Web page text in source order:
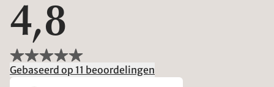
4,8
Gebaseerd op 11 beoordelingen